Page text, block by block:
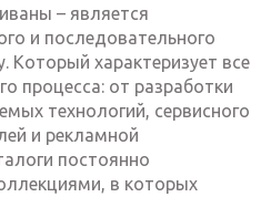
– является
и последовательного
Который характеризует все
процесса: от разработки
технологий, сервисного
и рекламной
постоянно
в которых